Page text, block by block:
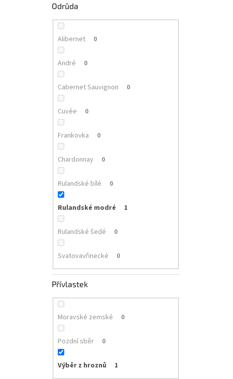
Odrůda
Alibernet 0
André 0
Cabernet Sauvignon 0
Cuvée 0
Frankovka 0
Chardonnay 0
Rulandské bílé 0
Rulandské modré 1
Rulandské šedé 0
Svatovavřinecké 0
Přívlastek
Moravské zemské 0
Pozdní sběr 0
Výběr z hroznů 1